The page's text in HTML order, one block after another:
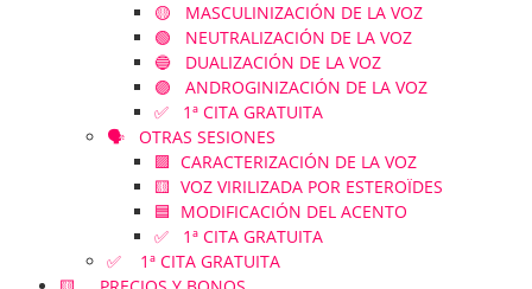
🟡 MASCULINIZACIÓN DE LA VOZ
🟢 NEUTRALIZACIÓN DE LA VOZ
🔵 DUALIZACIÓN DE LA VOZ
🟣 ANDROGINIZACIÓN DE LA VOZ
✅ 1ª CITA GRATUITA
🗣️ OTRAS SESIONES
🟪 CARACTERIZACIÓN DE LA VOZ
🟨 VOZ VIRILIZADA POR ESTEROÏDES
🟦 MODIFICACIÓN DEL ACENTO
✅ 1ª CITA GRATUITA
✅ 1ª CITA GRATUITA